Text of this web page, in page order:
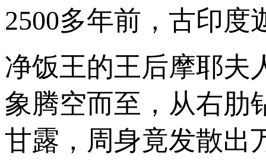
2500多年前，古印度
净饭王的王后摩耶夫
象腾空而至，从右肋
甘露，周身竟发散出